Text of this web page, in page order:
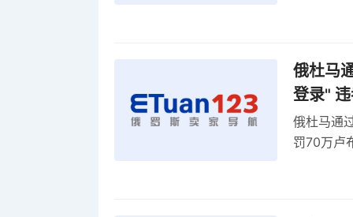
俄杜马
登录"
俄杜马通
罚70万卢